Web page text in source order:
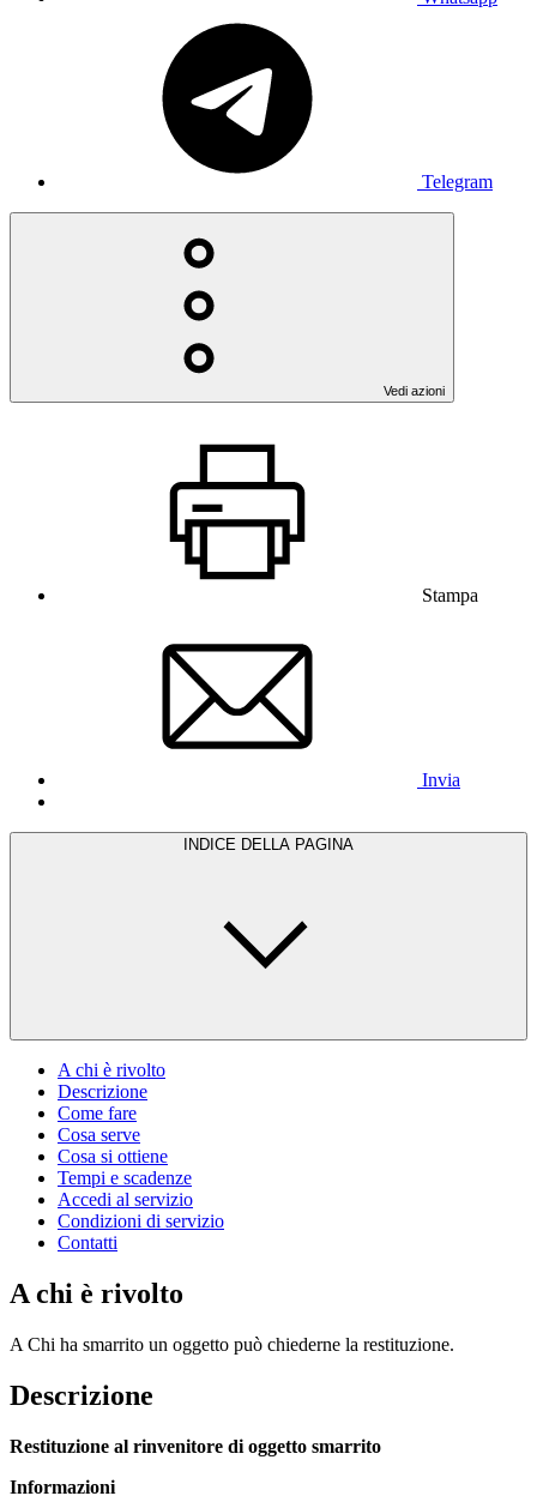
Telegram
Vedi azioni
Stampa
Invia
INDICE DELLA PAGINA
A chi è rivolto
Descrizione
Come fare
Cosa serve
Cosa si ottiene
Tempi e scadenze
Accedi al servizio
Condizioni di servizio
Contatti
A chi è rivolto
A Chi ha smarrito un oggetto può chiederne la restituzione.
Descrizione
Restituzione al rinvenitore di oggetto smarrito
Informazioni